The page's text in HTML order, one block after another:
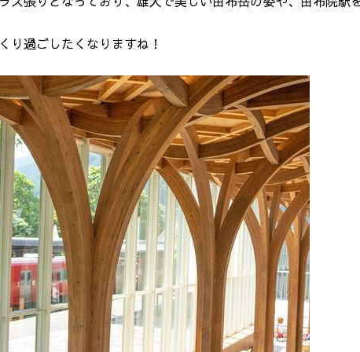
り過ごしたくなりますね！